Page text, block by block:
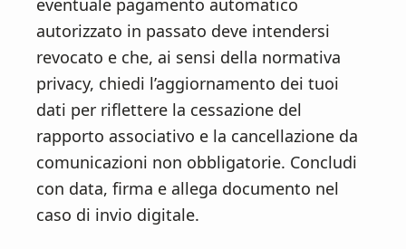
eventuale pagamento automatico
autorizzato in passato deve intendersi
revocato e che, ai sensi della normativa
privacy, chiedi l’aggiornamento dei tuoi
dati per riflettere la cessazione del
rapporto associativo e la cancellazione da
comunicazioni non obbligatorie. Concludi
con data, firma e allega documento nel
caso di invio digitale.